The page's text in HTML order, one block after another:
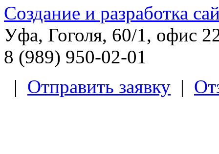
Создание и разработка
Уфа, Гоголя, 60/1, офис
8 (989) 950-02-01
| Отправить заявку |